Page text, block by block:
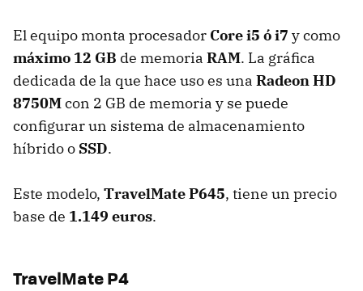
El equipo monta procesador Core i5 ó i7 y como
máximo 12 GB de memoria RAM. La gráfica
dedicada de la que hace uso es una Radeon HD
8750Mcon 2 GB de memoria y se puede
configurar un sistema de almacenamiento
híbrido o SSD.
Este modelo, TravelMate P645, tiene un precio
base de 1.149 euros.
TravelMate P4